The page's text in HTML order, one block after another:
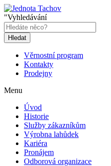
"Vyhledávání
Hledat
Věrnostní program
Kontakty
Prodejny
Menu
Úvod
Historie
Služby zákazníkům
Výrobna lahůdek
Kariéra
Pronájem
Odborová organizace